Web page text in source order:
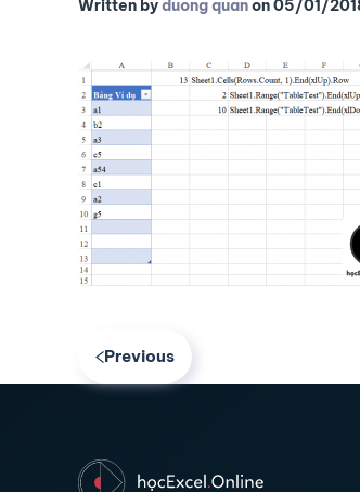
Written byduong quanon05/01/
Previous